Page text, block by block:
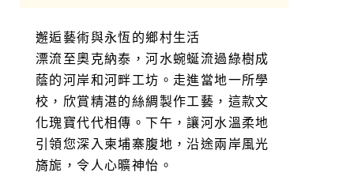
邂逅藝術與永恆的鄉村生活
漂流至奧克納泰，河水蜿蜒流過綠樹成
蔭的河岸和河畔工坊。走進當地一所學
校，欣賞精湛的絲綢製作工藝，這款文
化瑰寶代代相傳。下午，讓河水溫柔地
引領您深入柬埔寨腹地，沿途兩岸風光
旖旎，令人心曠神怡。